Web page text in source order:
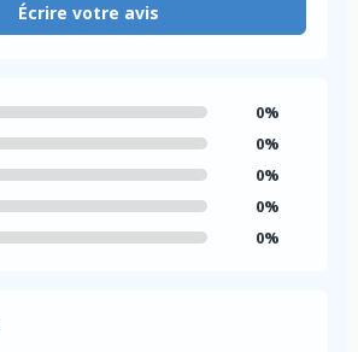
Écrire votre avis
0%
0%
0%
0%
0%